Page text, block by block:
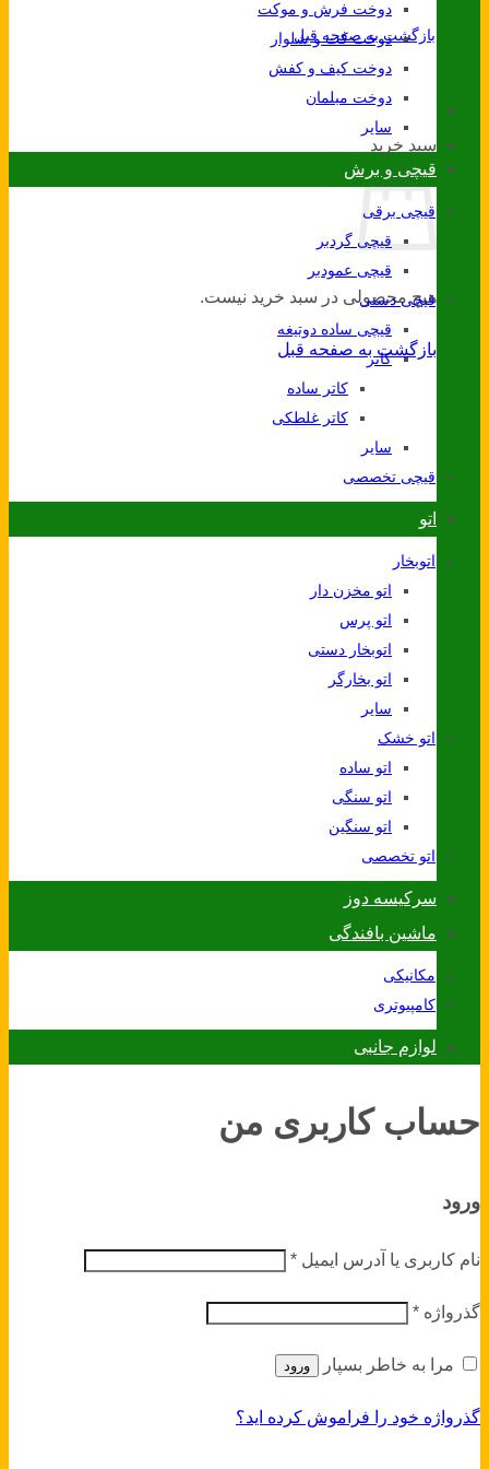
بازگشت به صفحه قبل
سبد خرید
هیچ محصولی در سبد خرید نیست.
بازگشت به صفحه قبل
دوخت فرش و موکت
دوخت کت و شلوار
دوخت کیف و کفش
دوخت مبلمان
سایر
قیچی و برش
قیچی برقی
قیچی گردبر
قیچی عمودبر
قیچی دستی
قیچی ساده دوتیغه
کاتر
کاتر ساده
کاتر غلطکی
سایر
قیچی تخصصی
اتو
اتوبخار
اتو مخزن دار
اتو پرس
اتوبخار دستی
اتو بخارگر
سایر
اتو خشک
اتو ساده
اتو سنگی
اتو سنگین
اتو تخصصی
سرکیسه دوز
ماشین بافندگی
مکانیکی
کامپیوتری
لوازم جانبی
حساب کاربری من
ورود
نام کاربری یا آدرس ایمیل *
گذرواژه *
مرا به خاطر بسپار ورود
گذرواژه خود را فراموش کرده اید؟